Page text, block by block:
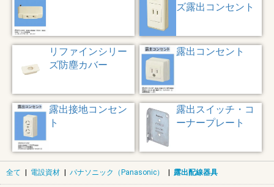
ズ露出コンセント
リファインシリー
ズ防塵カバー
露出コンセント
露出接地コンセン
ト
露出スイッチ・コ
ーナープレート
全て | 電設資材 | パナソニック（Panasonic） | 露出配線器具